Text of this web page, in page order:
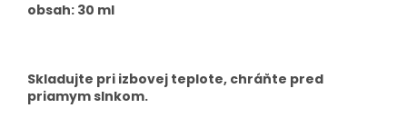
obsah: 30 ml
Skladujte pri izbovej teplote, chráňte pred
priamym slnkom.